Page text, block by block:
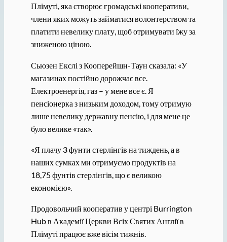
Плімуті, яка створює громадські кооперативи,
члени яких можуть займатися волонтерством та
платити невелику плату, щоб отримувати їжу за
зниженою ціною.
Сьюзен Екслі з Кооперейшн-Таун сказала: «У
магазинах постійно дорожчає все.
Електроенергія, газ – у мене все є. Я
пенсіонерка з низьким доходом, тому отримую
лише невелику державну пенсію, і для мене це
було велике «так».
«Я плачу 3 фунти стерлінгів на тиждень, а в
наших сумках ми отримуємо продуктів на
18,75 фунтів стерлінгів, що є великою
економією».
Продовольчий кооператив у центрі Burrington
Hub в Академії Церкви Всіх Святих Англії в
Плімуті працює вже вісім тижнів.